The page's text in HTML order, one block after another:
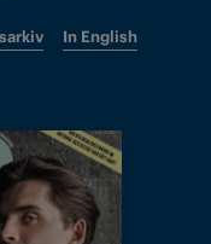
In English